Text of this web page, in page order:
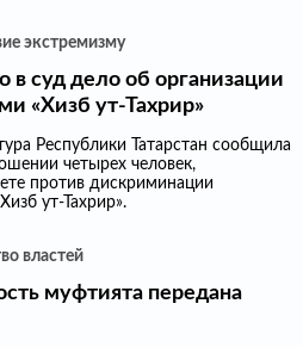
экстремизму
в суд дело об организации
«Хизб ут-Тахрир»
Республики Татарстан сообщила
четырех человек,
против дискриминации
ут-Тахрир».
властей
муфтията передана